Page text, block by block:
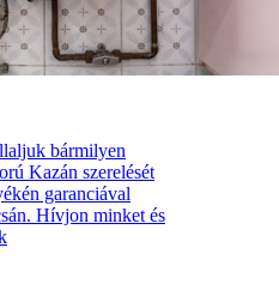
bármilyen
Kazán szerelését
garanciával
Hívjon minket és